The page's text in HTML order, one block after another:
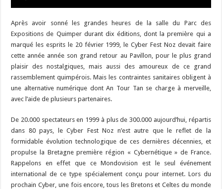
Après avoir sonné les grandes heures de la salle du Parc des
Expositions de Quimper durant dix éditions, dont la première qui a
marqué les esprits le 20 février 1999, le Cyber Fest Noz devait faire
cette année année son grand retour au Pavillon , pour le plus grand
plaisir des nostalgiques, mais aussi des amoureux de ce grand
rassemblement quimpérois. Mais les contraintes sanitaires obligent à
une alternative numérique dont An Tour Tan se charge à merveille,
avec l’aide de plusieurs partenaires.
De 20.000 spectateurs en 1999 à plus de 300.000 aujourd’hui, répartis
dans 80 pays, le Cyber Fest Noz n’est autre que le reflet de la
formidable évolution technologique de ces dernières décennies, et
propulse la Bretagne première région « Cybernétique » de France.
Rappelons en effet que ce Mondovision est le seul événement
international de ce type spécialement conçu pour internet. Lors du
prochain Cyber, une fois encore, tous les Bretons et Celtes du monde